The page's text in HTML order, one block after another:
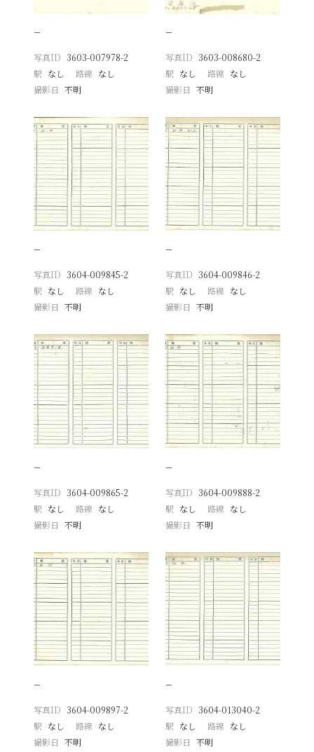
−
写真ID 3603-007978-2
駅 なし 路線 なし
撮影日
不明
−
写真ID 3603-008680-2
駅 なし 路線 なし
撮影日 不明
−
写真ID 3604-009845-2
駅 なし 路線 なし
撮影日
不明
−
写真ID 3604-009846-2
駅 なし 路線 なし
撮影日 不明
−
写真ID 3604-009865-2
駅 なし 路線 なし
撮影日
不明
−
写真ID 3604-009888-2
駅 なし 路線 なし
撮影日 不明
−
写真ID 3604-009897-2
駅 なし 路線 なし
撮影日
不明
−
写真ID 3604-013040-2
駅 なし 路線 なし
撮影日 不明